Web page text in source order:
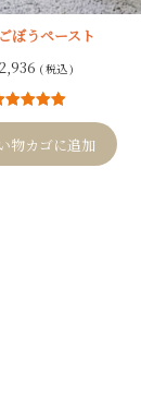
ぼうペースト
( 税込 )
の利用者
価に基づ
5段階評価
うち、
物カゴに追加